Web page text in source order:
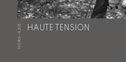
HORS-ASIE HAUTE TENSION